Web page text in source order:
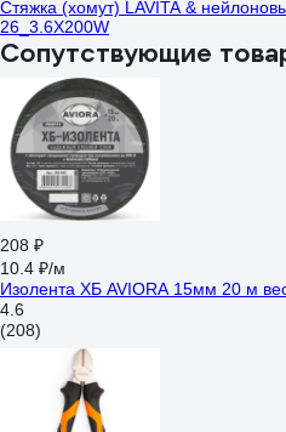
Стяжка (хомут) LAVITA &
26_3.6X200W
Сопутствующие
208 ₽
10.4 ₽/м
Изолента ХБ AVIORA 15мм 20 м
4.6
(208)